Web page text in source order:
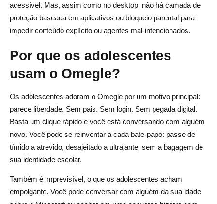
acessível. Mas, assim como no desktop, não há camada de
proteção baseada em aplicativos ou bloqueio parental para
impedir conteúdo explícito ou agentes mal-intencionados.
Por que os adolescentes
usam o Omegle?
Os adolescentes adoram o Omegle por um motivo principal:
parece liberdade. Sem pais. Sem login. Sem pegada digital.
Basta um clique rápido e você está conversando com alguém
novo. Você pode se reinventar a cada bate-papo: passe de
tímido a atrevido, desajeitado a ultrajante, sem a bagagem de
sua identidade escolar.
Também é imprevisível, o que os adolescentes acham
empolgante. Você pode conversar com alguém da sua idade